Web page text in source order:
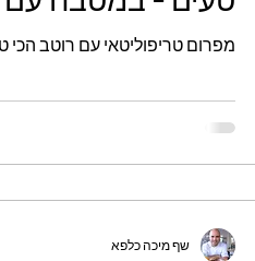
חגים לחמים ללא
פירות
מפרום טריפוליטאי עם רוטב
שף מיכה כלפא